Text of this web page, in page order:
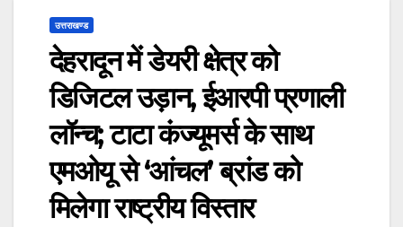
उत्तराखण्ड
देहरादून में डेयरी क्षेत्र को
डिजिटल उड़ान, ईआरपी प्रणाली
लॉन्च; टाटा कंज्यूमर्स के साथ
एमओयू से ‘आंचल’ ब्रांड को
मिलेगा राष्ट्रीय विस्तार